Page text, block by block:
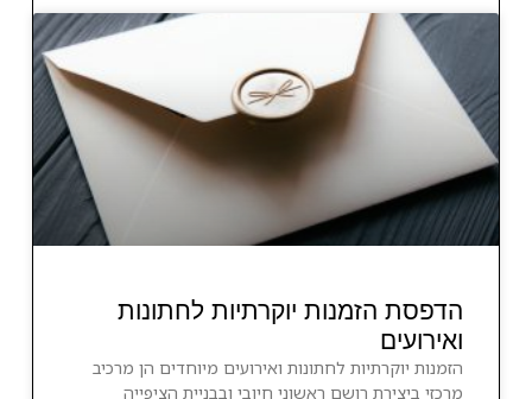
הדפסת הזמנות יוקרתיות לחתונות
ואירועים
הזמנות יוקרתיות לחתונות ואירועים מיוחדים הן מרכיב
מרכזי ביצירת רושם ראשוני חיובי ובבניית הציפייה